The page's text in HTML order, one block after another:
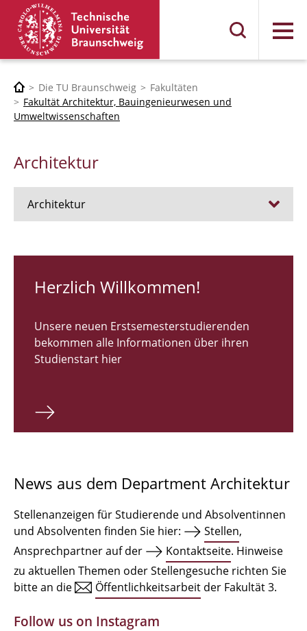
Menü
Die TU Braunschweig
Fakultäten
Fakultät Architektur, Bauingenieurwesen und
Umweltwissenschaften
Architektur
Architektur
RUNDGANG 26
Bachelor Architektur
Master Architektur
Qualifikationsprofil
Institute
Einrichtungen
Zeichensäle
MBW | Modellbauwerkstatt
Herzlich Willkommen!
Unsere neuen Erstsemesterstudierenden
bekommen alle Informationen über ihren
Studienstart hier
News aus dem Department Architektur
Stellenanzeigen für Studierende und Absolventinnen
und Absolventen finden Sie hier:
Stellen,
Ansprechpartner auf der
Kontaktseite. Hinweise
zu aktuellen Themen oder Stellengesuche richten Sie
bitte an die
Öffentlichkeitsarbeit der Fakultät 3.
Follow us on Instagram